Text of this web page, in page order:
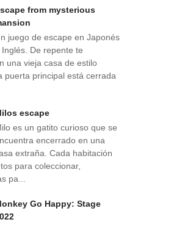
from mysterious
juego de escape en Japonés
Inglés. De repente te
una vieja casa de estilo
puerta principal está cerrada
escape
es un gatito curioso que se
encerrado en una
extraña. Cada habitación
para coleccionar,
pa...
Go Happy: Stage